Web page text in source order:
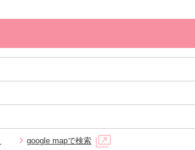
google mapで検索